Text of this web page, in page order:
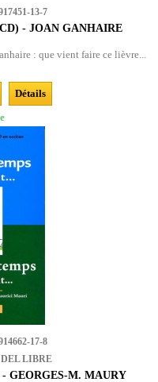
13-7
- JOAN GANHAIRE
: que vient faire ce lièvre...
Détails
17-8
DEL LIBRE
GEORGES-M. MAURY